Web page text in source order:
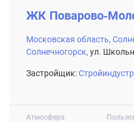
Атмосфера
ЖК Поварово-
Московская область,
Солнечногорск, ул.
Застройщик: